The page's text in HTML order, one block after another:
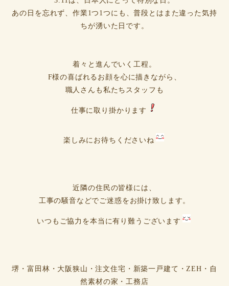
あの日を忘れず、作業1つ1つにも、普段とはまた違った気持
ちが湧いた日です。
着々と進んでいく工程。
F様の喜ばれるお顔を心に描きながら、
職人さんも私たちスタッフも
仕事に取り掛かります
楽しみにお待ちくださいね
近隣の住民の皆様には、
工事の騒音などでご迷惑をお掛け致します。
いつもご協力を本当に有り難うございます
堺・富田林・大阪狭山・注文住宅・新築一戸建て・ZEH・自
然素材の家・工務店